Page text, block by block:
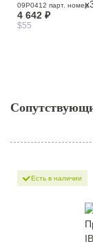
09P0412 парт. номер
4 642 ₽
$55
Есть в наличии